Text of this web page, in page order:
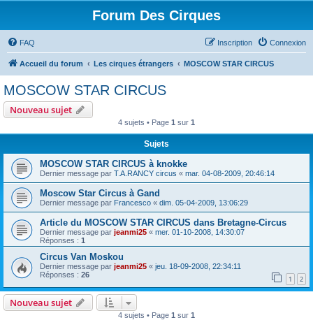
Forum Des Cirques
FAQ Connexion
Inscription
Accueil du forum Les cirques étrangers MOSCOW STAR CIRCUS
MOSCOW STAR CIRCUS
Nouveau sujet
4 sujets • Page 1 sur 1
Sujets
MOSCOW STAR CIRCUS à knokke
Dernier message par T.A.RANCY circus « mar. 04-08-2009, 20:46:14
Moscow Star Circus à Gand
Dernier message par Francesco « dim. 05-04-2009, 13:06:29
Article du MOSCOW STAR CIRCUS dans Bretagne-Circus
Dernier message par jeanmi25 « mer. 01-10-2008, 14:30:07
Réponses : 1
Circus Van Moskou
Dernier message par jeanmi25 « jeu. 18-09-2008, 22:34:11
Réponses : 26 1 2
Nouveau sujet
4 sujets • Page 1 sur 1